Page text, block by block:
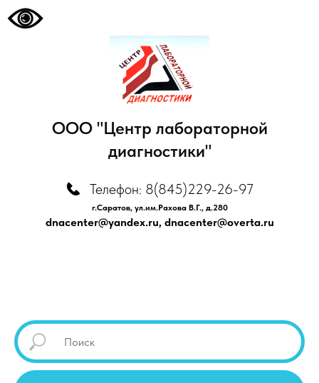
ООО "Центр лабораторной
диагностики"
Телефон: 8(845)229-26-97
г.Саратов, ул.им.Рахова В.Г., д.280
dnacenter@yandex.ru, dnacenter@overta.ru